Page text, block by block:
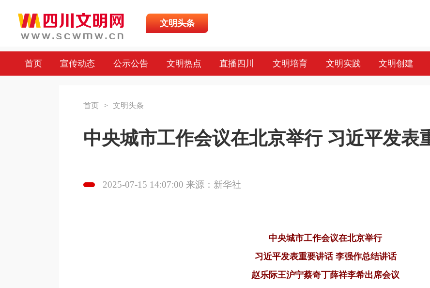
文明头条
首页 宣传动态 公示公告 文明热点 直播四川 文明培育 文明实践 文明创建
首页 > 文明头条
中央城市工作会议在北京举行 习近平发表
2025-07-15 14:07:00 来源：新华社
中央城市工作会议在北京举行
习近平发表重要讲话 李强作总结讲话
赵乐际王沪宁蔡奇丁薛祥李希出席会议